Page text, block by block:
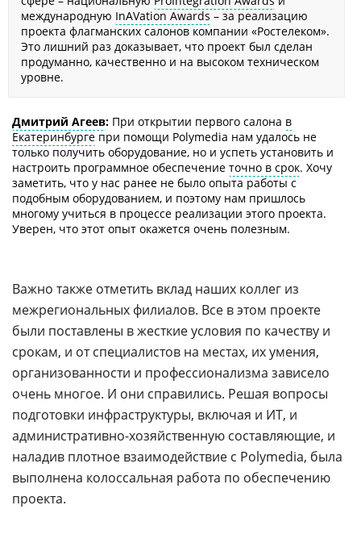
международную InAVation Awards – за реализацию
проекта флагманских салонов компании «Ростелеком».
Это лишний раз доказывает, что проект был сделан
продуманно, качественно и на высоком техническом
уровне.
Дмитрий Агеев: При открытии первого салона в
Екатеринбурге при помощи Polymedia нам удалось не
только получить оборудование, но и успеть установить и
настроить программное обеспечение точно в срок. Хочу
заметить, что у нас ранее не было опыта работы с
подобным оборудованием, и поэтому нам пришлось
многому учиться в процессе реализации этого проекта.
Уверен, что этот опыт окажется очень полезным.
Важно также отметить вклад наших коллег из
межрегиональных филиалов. Все в этом проекте
были поставлены в жесткие условия по качеству и
срокам, и от специалистов на местах, их умения,
организованности и профессионализма зависело
очень многое. И они справились. Решая вопросы
подготовки инфраструктуры, включая и ИТ, и
административно-хозяйственную составляющие, и
наладив плотное взаимодействие с Polymedia, была
выполнена колоссальная работа по обеспечению
проекта.